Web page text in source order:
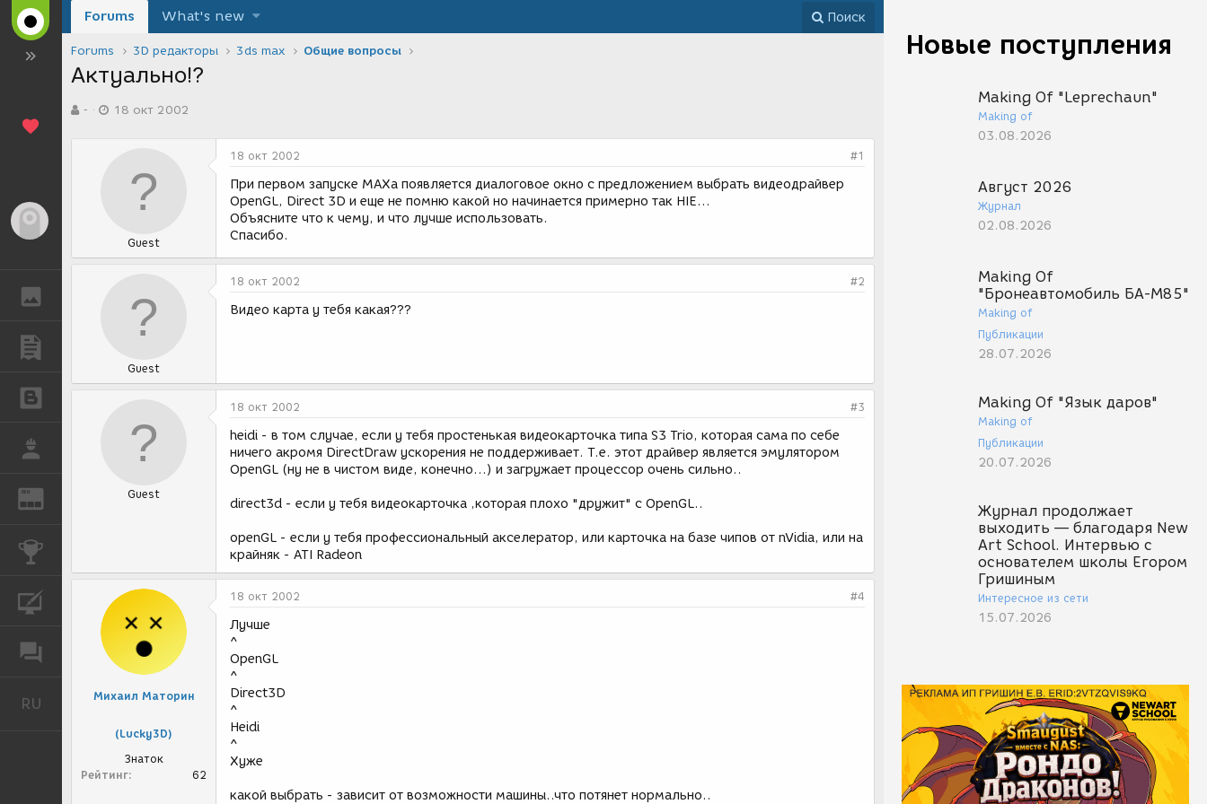
REN
ФОРУМ
RU Русский
Новые поступления
Making Of "Leprechaun"
Making of
03.08.2026
Август 2026
Журнал
02.08.2026
Making Of
"Бронеавтомобиль БА-М85"
Making of
Публикации
28.07.2026
Making Of "Язык даров"
Making of
Публикации
20.07.2026
Журнал продолжает
выходить — благодаря New
Art School. Интервью с
основателем школы Егором
Гришиным
Интересное из сети
15.07.2026
Forums What's new Поиск
Forums 3D редакторы 3ds max Общие вопросы
Актуально!?
в-
а
и
18 окт 2002
Guest
18 окт 2002 #1
При первом запуске МАХа появляется диалоговое окно с предложением выбрать видеодрайвер
OpenGL, Direct 3D и еще не помню какой но начинается примерно так HIE...
Объясните что к чему, и что лучше использовать.
Спасибо.
Guest
18 окт 2002 #2
Видео карта у тебя какая???
Guest
18 окт 2002 #3
heidi - в том случае, если у тебя простенькая видеокарточка типа S3 Trio, которая сама по себе
ничего акромя DirectDraw ускорения не поддерживает. Т.е. этот драйвер является эмулятором
OpenGL (ну не в чистом виде, конечно...) и загружает процессор очень сильно..
direct3d - если у тебя видеокарточка ,которая плохо "дружит" с OpenGL..
openGL - если у тебя профессиональный акселератор, или карточка на базе чипов от nVidia, или на
крайняк - ATI Radeon
Михаил Маторин
(Lucky3D)
Знаток
Рейтинг
62
18 окт 2002 #4
Лучше
^
OpenGL
^
Direct3D
^
Heidi
^
Хуже
какой выбрать - зависит от возможности машины..что потянет нормально..